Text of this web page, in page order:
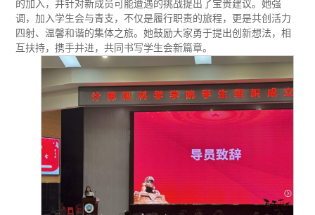
的加入，并针对新成员可能遭遇的挑战提出了宝贵建议。她强
调，加入学生会与青支，不仅是履行职责的旅程，更是共创活力
四射、温馨和谐的集体之旅。她鼓励大家勇于提出创新想法，相
互扶持，携手并进，共同书写学生会新篇章。